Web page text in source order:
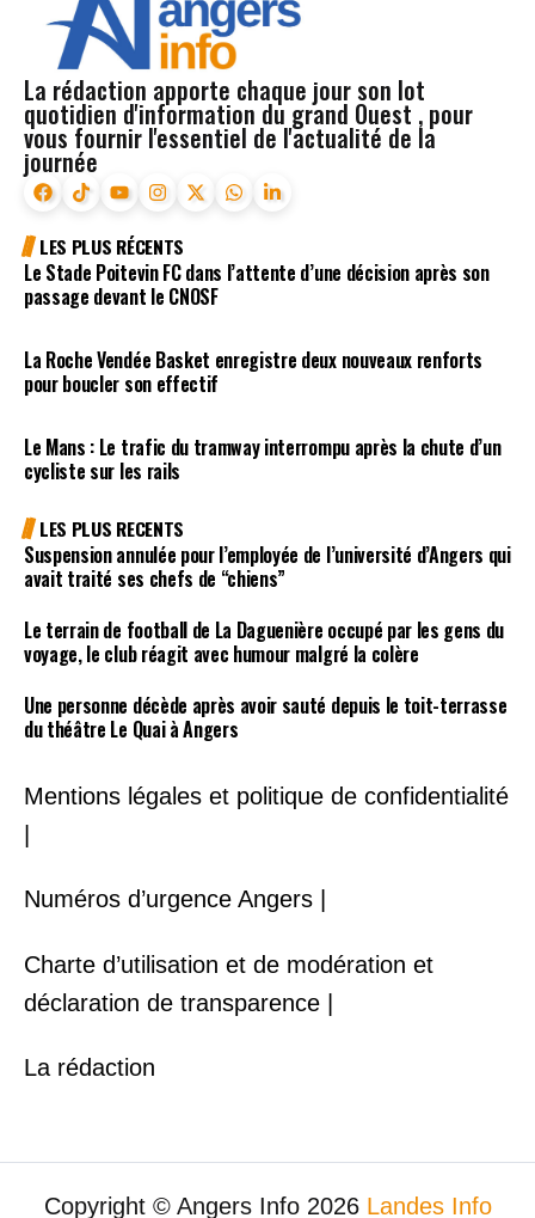
La rédaction apporte chaque jour son lot
quotidien d'information du grand Ouest , pour
vous fournir l'essentiel de l'actualité de la
journée
LES PLUS RÉCENTS
Le Stade Poitevin FC dans l’attente d’une décision après son
passage devant le CNOSF
La Roche Vendée Basket enregistre deux nouveaux renforts
pour boucler son effectif
Le Mans : Le trafic du tramway interrompu après la chute d’un
cycliste sur les rails
LES PLUS RECENTS
Suspension annulée pour l’employée de l’université d’Angers qui
avait traité ses chefs de “chiens”
Le terrain de football de La Daguenière occupé par les gens du
voyage, le club réagit avec humour malgré la colère
Une personne décède après avoir sauté depuis le toit-terrasse
du théâtre Le Quai à Angers
Mentions légales et politique de confidentialité
|
Numéros d’urgence Angers |
Charte d’utilisation et de modération et
déclaration de transparence |
La rédaction
Copyright © Angers Info 2026 Landes Info